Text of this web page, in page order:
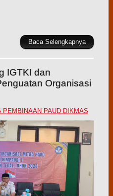
Baca Selengkapnya
IGTKI dan
Organisasi
PEMBINAAN PAUD DIKMAS